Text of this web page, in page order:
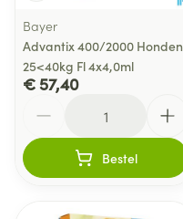
Bayer
Advantix 400/2000 Honden
25<40kg Fl 4x4,0ml
€ 57,40
Bestel